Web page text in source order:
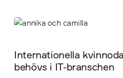
Internationella
behövs i IT-branschen